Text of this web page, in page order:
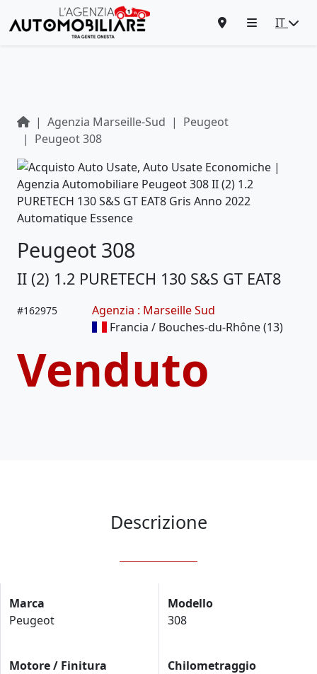
IT
Agenzia Marseille-Sud
Peugeot
Peugeot 308
Peugeot 308
II (2) 1.2 PURETECH 130 S&S GT EAT8
#162975
Agenzia : Marseille Sud
Francia / Bouches-du-Rhône (13)
Venduto
Descrizione
Marca
Peugeot
Modello
308
Motore / Finitura
Chilometraggio